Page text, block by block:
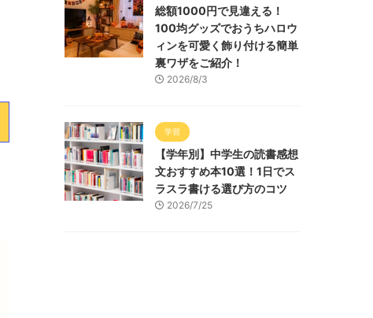
総額1000円で見違える！
100均グッズでおうちハロウ
ィンを可愛く飾り付ける簡単
裏ワザをご紹介！
2026/8/3
学習
【学年別】中学生の読書感想
文おすすめ本10選！1日でス
ラスラ書ける選び方のコツ
2026/7/25